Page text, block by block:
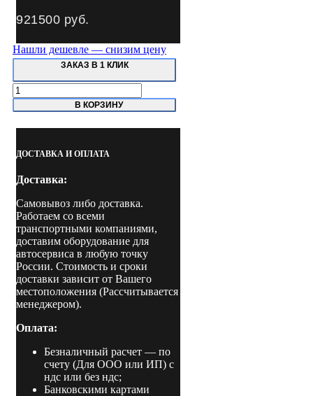
921500 руб.
Нашли дешевле — снизим цену
ЗАКАЗ В 1 КЛИК
Количество
товара
T
7204
Стенд
развал
Техновектор
7
PRO
В КОРЗИНУ
ДОСТАВКА И ОПЛАТА
Доставка:
Самовывоз либо доставка.
Работаем со всеми
транспортными компаниями,
доставим оборудование для
автосервиса в любую точку
России. Стоимость и сроки
доставки зависит от Вашего
местоположения (Рассчитывается
менеджером).
Оплата:
Безналичный расчет — по
счету (Для ООО или ИП) с
ндс или без ндс;
Банковскими картами